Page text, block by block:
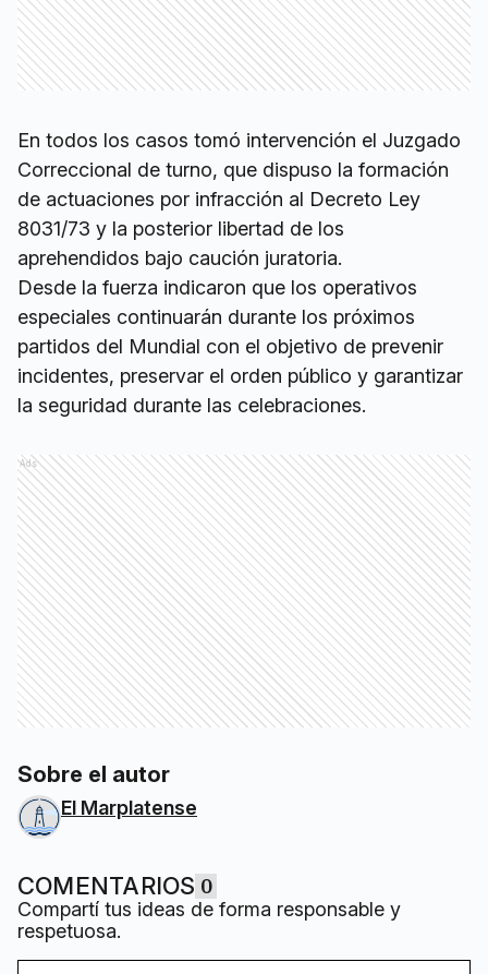
En todos los casos tomó intervención el Juzgado
Correccional de turno, que dispuso la formación
de actuaciones por infracción al Decreto Ley
8031/73 y la posterior libertad de los
aprehendidos bajo caución juratoria.
Desde la fuerza indicaron que los operativos
especiales continuarán durante los próximos
partidos del Mundial con el objetivo de prevenir
incidentes, preservar el orden público y garantizar
la seguridad durante las celebraciones.
Ads
Sobre el autor
El Marplatense
COMENTARIOS 0
Compartí tus ideas de forma responsable y
respetuosa.